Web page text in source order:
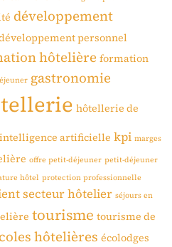
développement
personnel
hôtelière formation
gastronomie
hôtellerie de
intelligence artificielle kpi marges
offre petit-déjeuner petit-déjeuner
hôtel protection professionnelle
secteur hôtelier séjours en
tourisme tourisme de
hôtelières écolodges